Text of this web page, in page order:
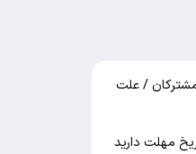
/ علت
مهلت دارید